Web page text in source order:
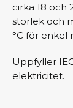
cirka 18 och
storlek och
°C för enkel
Uppfyller
elektricitet.